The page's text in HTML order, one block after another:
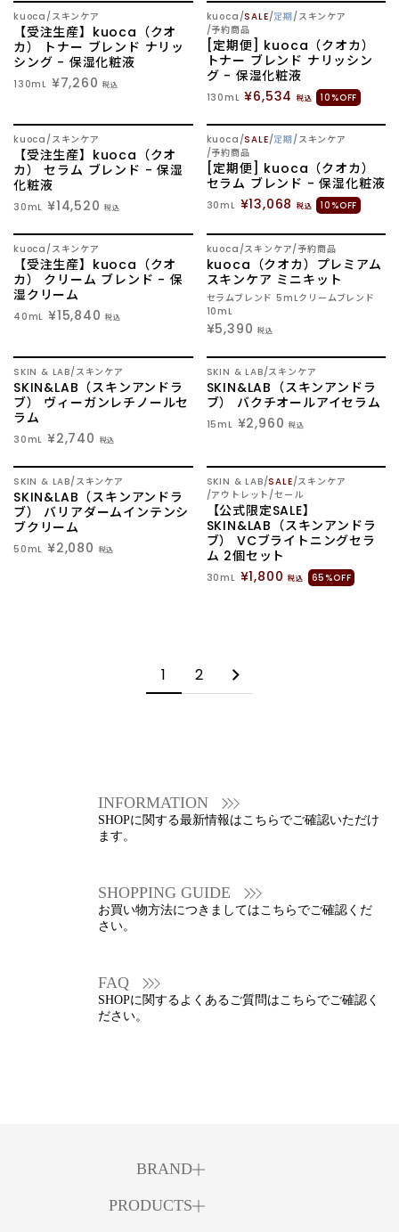
SOLD OUT
kuoca スキンケア
【受注生産】kuoca（クオ
カ） トナー ブレンド ナリッ
シング - 保湿化粧液
130mL ¥7,260 税込
SOLD OUT
kuoca SALE 定期 スキンケア
予約商品
[定期便] kuoca（クオカ）
トナー ブレンド ナリッシン
グ - 保湿化粧液
130mL ¥6,534 税込 10%OFF
SOLD OUT
kuoca スキンケア
【受注生産】kuoca（クオ
カ） セラム ブレンド - 保湿
化粧液
30mL ¥14,520 税込
SOLD OUT
kuoca SALE 定期 スキンケア
予約商品
[定期便] kuoca（クオカ）
セラム ブレンド - 保湿化粧液
30mL ¥13,068 税込 10%OFF
SOLD OUT
kuoca スキンケア
【受注生産】kuoca（クオ
カ） クリーム ブレンド - 保
湿クリーム
40mL ¥15,840 税込
SOLD OUT
kuoca スキンケア 予約商品
kuoca（クオカ）プレミアム
スキンケア ミニキット
セラムブレンド 5mLクリームブレンド
10mL
¥5,390 税込
SOLD OUT
SKIN & LAB スキンケア
SKIN&LAB（スキンアンドラ
ブ） ヴィーガンレチノールセ
ラム
30mL ¥2,740 税込
SOLD OUT
SKIN & LAB スキンケア
SKIN&LAB（スキンアンドラ
ブ） バクチオールアイセラム
15mL ¥2,960 税込
SOLD OUT
SKIN & LAB スキンケア
SKIN&LAB（スキンアンドラ
ブ） バリアダームインテンシ
ブクリーム
50mL ¥2,080 税込
SKIN & LAB SALE スキンケア
アウトレット/セール
【公式限定SALE】
SKIN&LAB（スキンアンドラ
ブ） VCブライトニングセラ
ム 2個セット
30mL ¥1,800 税込 65%OFF
1 2
INFORMATION
SHOPに関する最新情報はこちらでご確認いただけ
ます。
SHOPPING GUIDE
お買い物方法につきましてはこちらでご確認くだ
さい。
FAQ
SHOPに関するよくあるご質問はこちらでご確認く
ださい。
BRAND
PRODUCTS